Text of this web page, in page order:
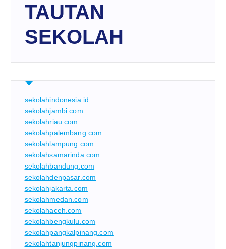
TAUTAN
SEKOLAH
sekolahindonesia.id
sekolahjambi.com
sekolahriau.com
sekolahpalembang.com
sekolahlampung.com
sekolahsamarinda.com
sekolahbandung.com
sekolahdenpasar.com
sekolahjakarta.com
sekolahmedan.com
sekolahaceh.com
sekolahbengkulu.com
sekolahpangkalpinang.com
sekolahtanjungpinang.com